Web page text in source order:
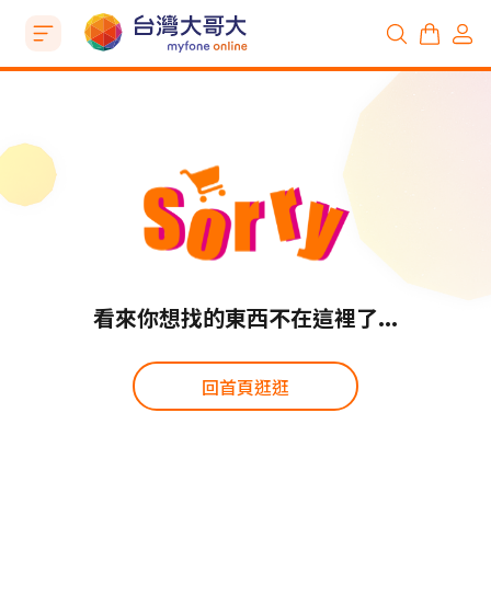
看來你想找的東西不在這裡了...
回首頁逛逛